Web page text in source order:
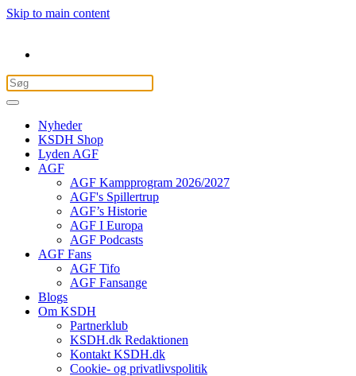
Skip to main content
Nyheder
KSDH Shop
Lyden AGF
AGF
AGF Kampprogram 2026/2027
AGF's Spillertrup
AGF’s Historie
AGF I Europa
AGF Podcasts
AGF Fans
AGF Tifo
AGF Fansange
Blogs
Om KSDH
Partnerklub
KSDH.dk Redaktionen
Kontakt KSDH.dk
Cookie- og privatlivspolitik